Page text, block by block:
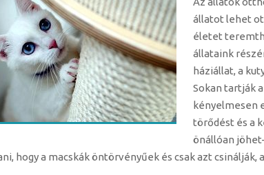
állatot lehet
életet
állataink
háziállat, a
Sokan tartják
kényelmesen
törődést és a
önállóan
hogy a macskák öntörvényűek és csak azt